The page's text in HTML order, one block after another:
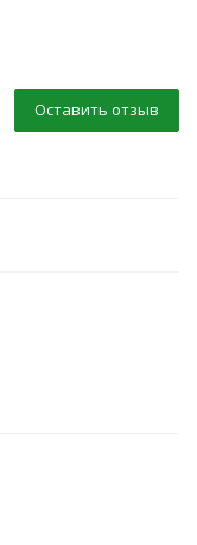
Оставить отзыв